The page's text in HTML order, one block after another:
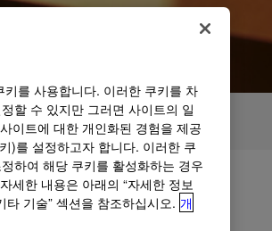
를 사용합니다. 이러한 쿠키를 차
할 수 있지만 그러면 사이트의 일
이트에 대한 개인화된 경험을 제공
)를 설정하고자 합니다. 이러한 쿠
하여 해당 쿠키를 활성화하는 경우
세한 내용은 아래의 “자세한 정보
타 기술” 섹션을 참조하십시오. 개